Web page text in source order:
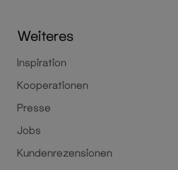
Weiteres
Inspiration
Kooperationen
Presse
Jobs
Kundenrezensionen